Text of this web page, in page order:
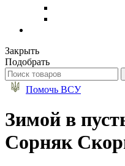
Закрыть
Подобрать
Помочь ВСУ
Зимой в
Сорняк